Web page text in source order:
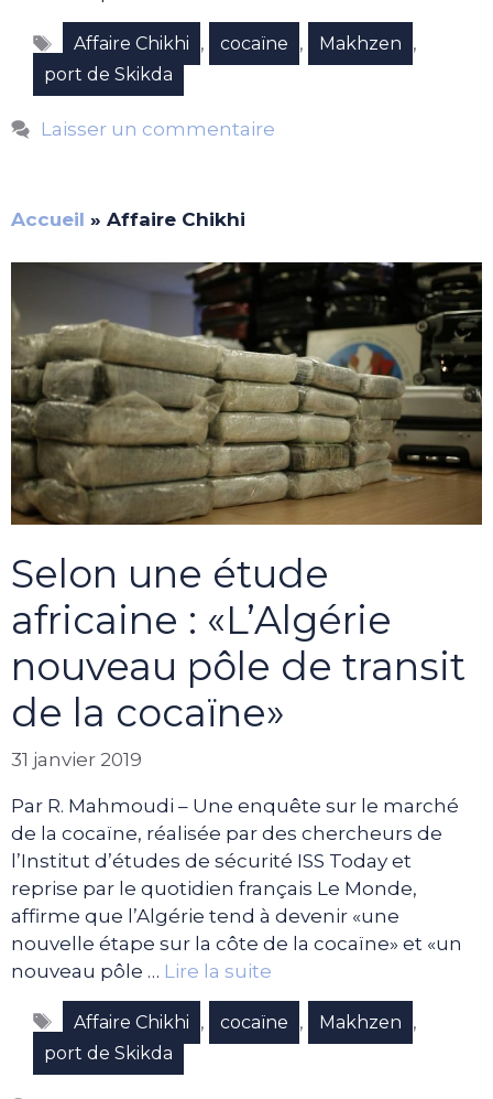
Étiquettes
Affaire Chikhi , cocaïne , Makhzen ,
port de Skikda
Laisser un commentaire
Accueil » Affaire Chikhi
Selon une étude
africaine : «L’Algérie
nouveau pôle de transit
de la cocaïne»
31 janvier 2019
Par R. Mahmoudi – Une enquête sur le marché
de la cocaïne, réalisée par des chercheurs de
l’Institut d’études de sécurité ISS Today et
reprise par le quotidien français Le Monde,
affirme que l’Algérie tend à devenir «une
nouvelle étape sur la côte de la cocaïne» et «un
nouveau pôle … Lire la suite
Étiquettes
Affaire Chikhi , cocaïne , Makhzen ,
port de Skikda